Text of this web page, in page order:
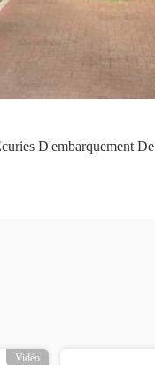
D'embarquement